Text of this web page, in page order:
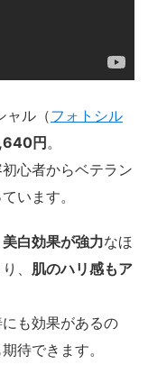
ャル（フォトシル
円。
心者からベテラン
います。
美白効果が強力なほ
、 肌のハリ感もア
も効果があるの
期待できます。